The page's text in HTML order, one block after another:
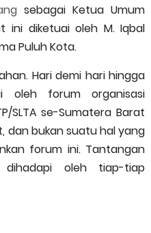
sebagai Ketua Umum
ini diketuai oleh M. Iqbal
Puluh Kota.
Hari demi hari hingga
oleh forum organisasi
SLTA se-Sumatera Barat
dan bukan suatu hal yang
forum ini. Tantangan
oleh tiap-tiap